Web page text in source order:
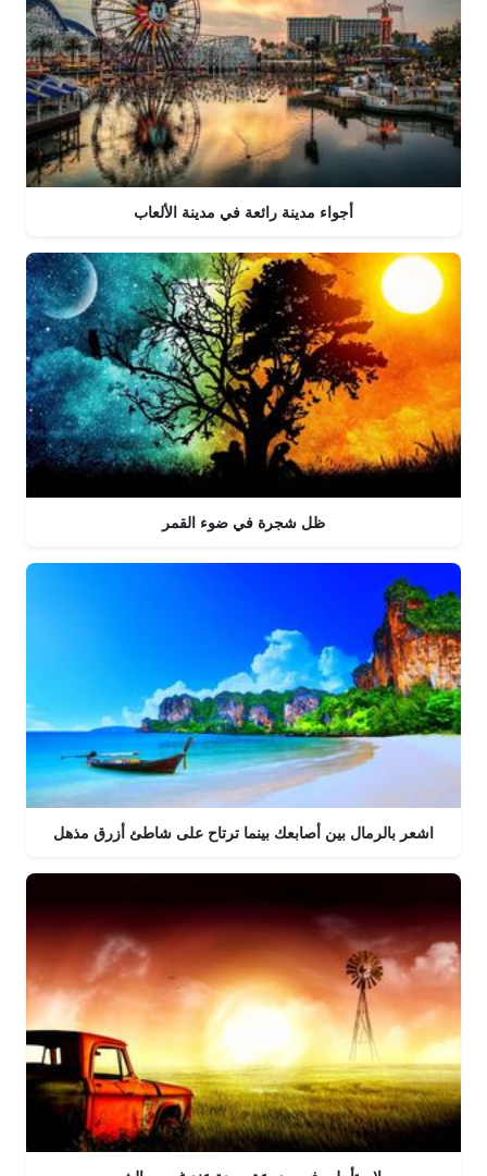
أجواء مدينة رائعة في مدينة الألعاب
ظل شجرة في ضوء القمر
اشعر بالرمال بين أصابعك بينما ترتاح على شاطئ أزرق مذهل